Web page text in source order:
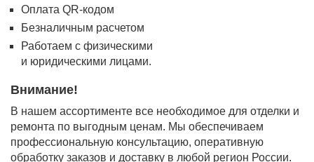
Оплата QR-кодом
Безналичным расчетом
Работаем с физическими
и юридическими лицами.
Внимание!
В нашем ассортименте все необходимое для отделки и
ремонта по выгодным ценам. Мы обеспечиваем
профессиональную консультацию, оперативную
обработку заказов и доставку в любой регион России.